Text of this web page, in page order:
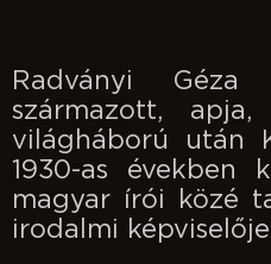
Radványi Géza
származott,
világháború után
1930-as években
magyar írói közé
irodalmi